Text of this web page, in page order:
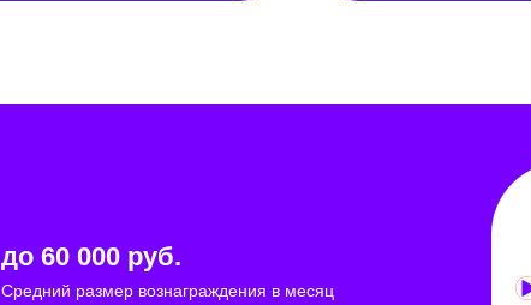
до 60 000 руб.
Средний размер вознаграждения в месяц